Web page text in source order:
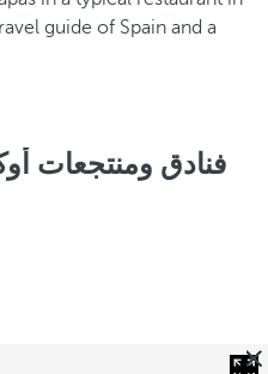
فنادق ومنتجعات